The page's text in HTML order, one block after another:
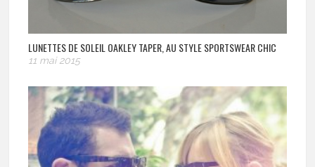
LUNETTES DE SOLEIL OAKLEY TAPER, AU STYLE SPORTSWEAR CHIC
11 mai 2015